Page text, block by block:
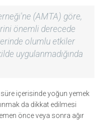
(AMTA) göre,
önemli derecede
olumlu etkiler
uygulanmadığında
içerisinde yoğun yemek
da dikkat edilmesi
önce veya sonra ağır